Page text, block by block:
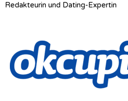
Redakteurin und Dating-Expertin